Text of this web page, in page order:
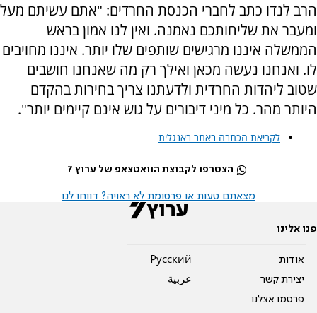
הרב לנדו כתב לחברי הכנסת החרדים: "אתם עשיתם מעל
ומעבר את שליחותכם נאמנה. ואין לנו אמון בראש
הממשלה איננו מרגישים שותפים שלו יותר. איננו מחויבים
לו. ואנחנו נעשה מכאן ואילך רק מה שאנחנו חושבים
שטוב ליהדות החרדית ולדעתנו צריך בחירות בהקדם
היותר מהר. כל מיני דיבורים על גוש אינם קיימים יותר".
לקריאת הכתבה באתר באנגלית
הצטרפו לקבוצת הוואטצאפ של ערוץ 7
מצאתם טעות או פרסומת לא ראויה? דווחו לנו
פנו אלינו
אודות
יצירת קשר
פרסמו אצלנו
Pусский
عربية